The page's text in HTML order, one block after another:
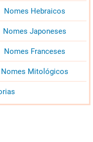
Nomes Hebraicos
Nomes Japoneses
Nomes Franceses
Nomes Mitológicos